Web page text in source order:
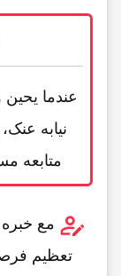
عندما یحین
نیابه
متابعه
مع
تعظیم